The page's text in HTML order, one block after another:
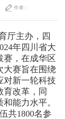
作者：
厅主办，四
年四川省大
赛，在成华区
大赛旨在围绕
对新一轮科技
育改革，同
能力水平。
共1800名参